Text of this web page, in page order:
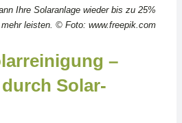
Ihre Solaranlage wieder bis zu 25%
mehr leisten. © Foto: www.freepik.com
–
Solar-